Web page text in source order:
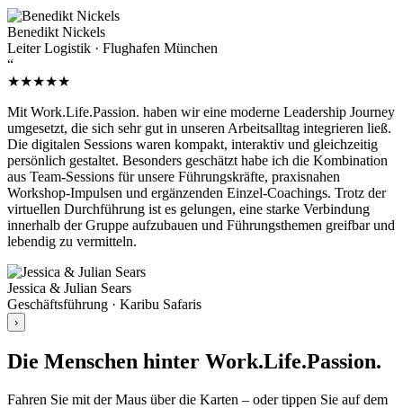
Benedikt Nickels
Leiter Logistik · Flughafen München
“
★★★★★
Mit Work.Life.Passion. haben wir eine moderne Leadership Journey
umgesetzt, die sich sehr gut in unseren Arbeitsalltag integrieren ließ.
Die digitalen Sessions waren kompakt, interaktiv und gleichzeitig
persönlich gestaltet. Besonders geschätzt habe ich die Kombination
aus Team-Sessions für unsere Führungskräfte, praxisnahen
Workshop-Impulsen und ergänzenden Einzel-Coachings. Trotz der
virtuellen Durchführung ist es gelungen, eine starke Verbindung
innerhalb der Gruppe aufzubauen und Führungsthemen greifbar und
lebendig zu vermitteln.
Jessica & Julian Sears
Geschäftsführung · Karibu Safaris
›
Die Menschen hinter Work.Life.Passion.
Fahren Sie mit der Maus über die Karten – oder tippen Sie auf dem